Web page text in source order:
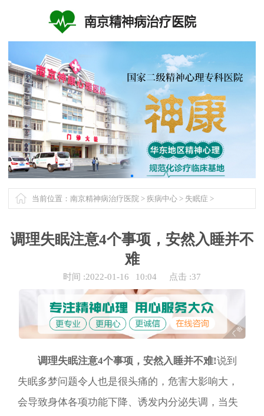
当前位置： 南京精神病治疗医院> 疾病中心> 失眠症 >
调理失眠注意4个事项，安然入睡并不
难
时间 :2022-01-16 10:04 点击 :37
调理失眠注意4个事项，安然入睡并不难!说到
失眠多梦问题令人也是很头痛的，危害大影响大，
会导致身体各项功能下降、诱发内分泌失调，当失